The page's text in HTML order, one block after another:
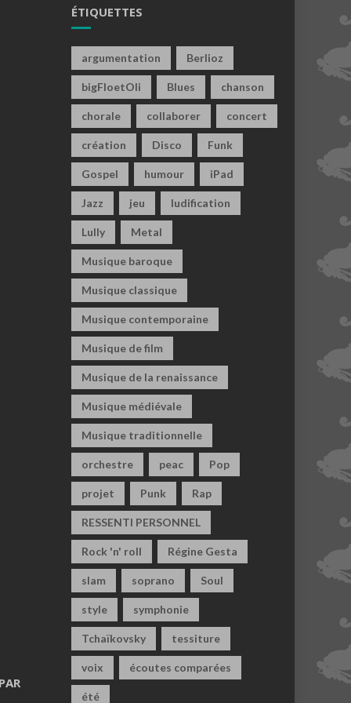
ÉTIQUETTES
argumentation Berlioz
bigFloetOli Blues chanson
chorale collaborer concert
création Disco Funk
Gospel humour iPad
Jazz jeu ludification
Lully Metal
Musique baroque
Musique classique
Musique contemporaine
Musique de film
Musique de la renaissance
Musique médiévale
Musique traditionnelle
orchestre peac Pop
projet Punk Rap
RESSENTI PERSONNEL
Rock 'n' roll Régine Gesta
slam soprano Soul
style symphonie
Tchaïkovsky tessiture
voix écoutes comparées
été